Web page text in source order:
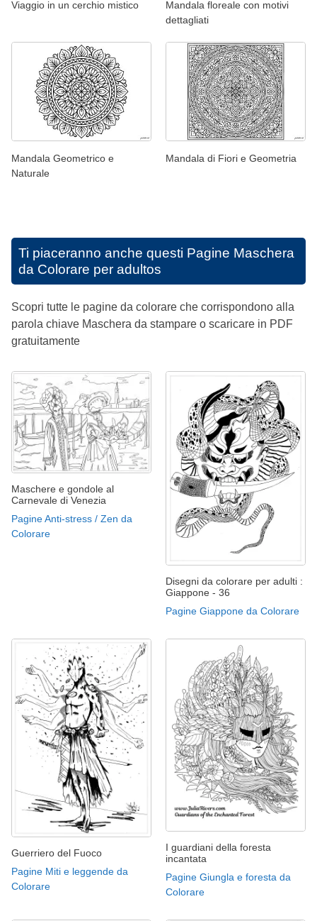
Viaggio in un cerchio mistico
Mandala floreale con motivi
dettagliati
Mandala Geometrico e
Naturale
Mandala di Fiori e Geometria
Ti piaceranno anche questi Pagine Maschera
da Colorare per adultos
Scopri tutte le pagine da colorare che corrispondono alla
parola chiave Maschera da stampare o scaricare in PDF
gratuitamente
Maschere e gondole al
Carnevale di Venezia
Pagine Anti-stress / Zen da
Colorare
Disegni da colorare per adulti :
Giappone - 36
Pagine Giappone da Colorare
Guerriero del Fuoco
Pagine Miti e leggende da
Colorare
I guardiani della foresta
incantata
Pagine Giungla e foresta da
Colorare